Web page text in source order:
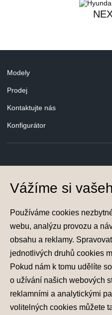
Modely
Prodej
Kontaktujte nás
Konfigurátor
Infocentrum
Hradci Králové, oddíl C,
Seznam
Vážíme si
Používáme cookies
webu, analýzu provozu a
obsahu a reklamy.
jednotlivých druhů cookies
Pokud nám k tomu udělíte
o užívání našich webových
reklamními a analytickými
volitelných cookies můžete